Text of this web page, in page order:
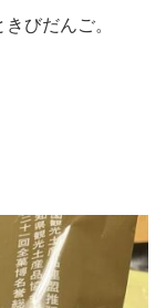
びだんご。